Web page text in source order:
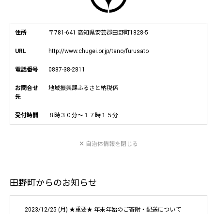
住所 〒781-641 高知県安芸郡田野町1828-5
URL http://www.chugei.or.jp/tano/furusato
電話番号 0887-38-2811
お問合せ
先
地域振興課ふるさと納税係
受付時間 ８時３０分～１７時１５分
自治体情報を閉じる
田野町からのお知らせ
2023/12/25 (月) ★重要★ 年末年始のご寄附・配送について